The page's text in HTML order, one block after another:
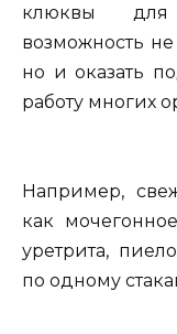
клюквы для
возможность
но и оказать
работу многих
Например,
как
уретрита,
по одному